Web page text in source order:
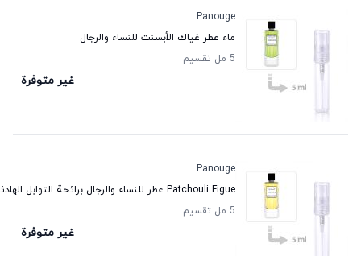
Panouge
ماء عطر غياك الأبسنت للنساء والرجال
5 مل تقسيم
غير متوفرة
Panouge
Patchouli Figue عطر للنساء والرجال برائحة التوابل الهادئة
5 مل تقسيم
غير متوفرة